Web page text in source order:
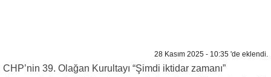
28 Kasım 2025 - 10:35 'de eklendi.
CHP’nin 39. Olağan Kurultayı “Şimdi iktidar zamanı”